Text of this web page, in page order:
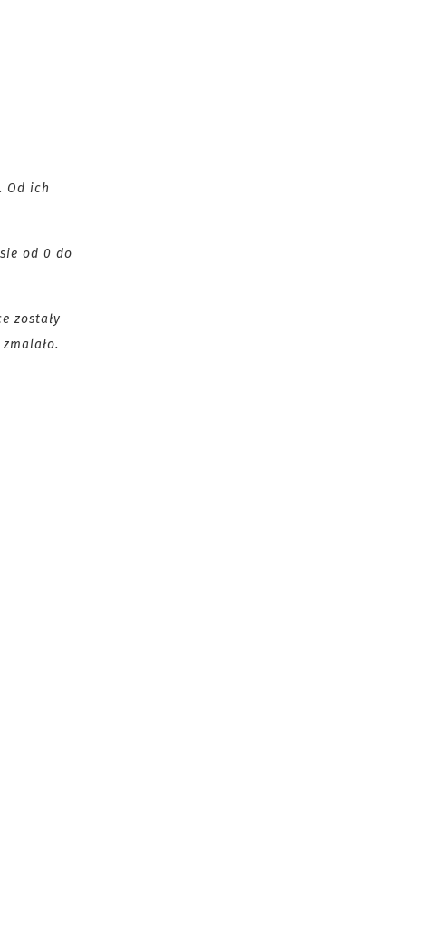
Od ich
od 0 do
zostały